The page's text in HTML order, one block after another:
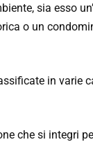
sia esso
o un
in varie
che si integri